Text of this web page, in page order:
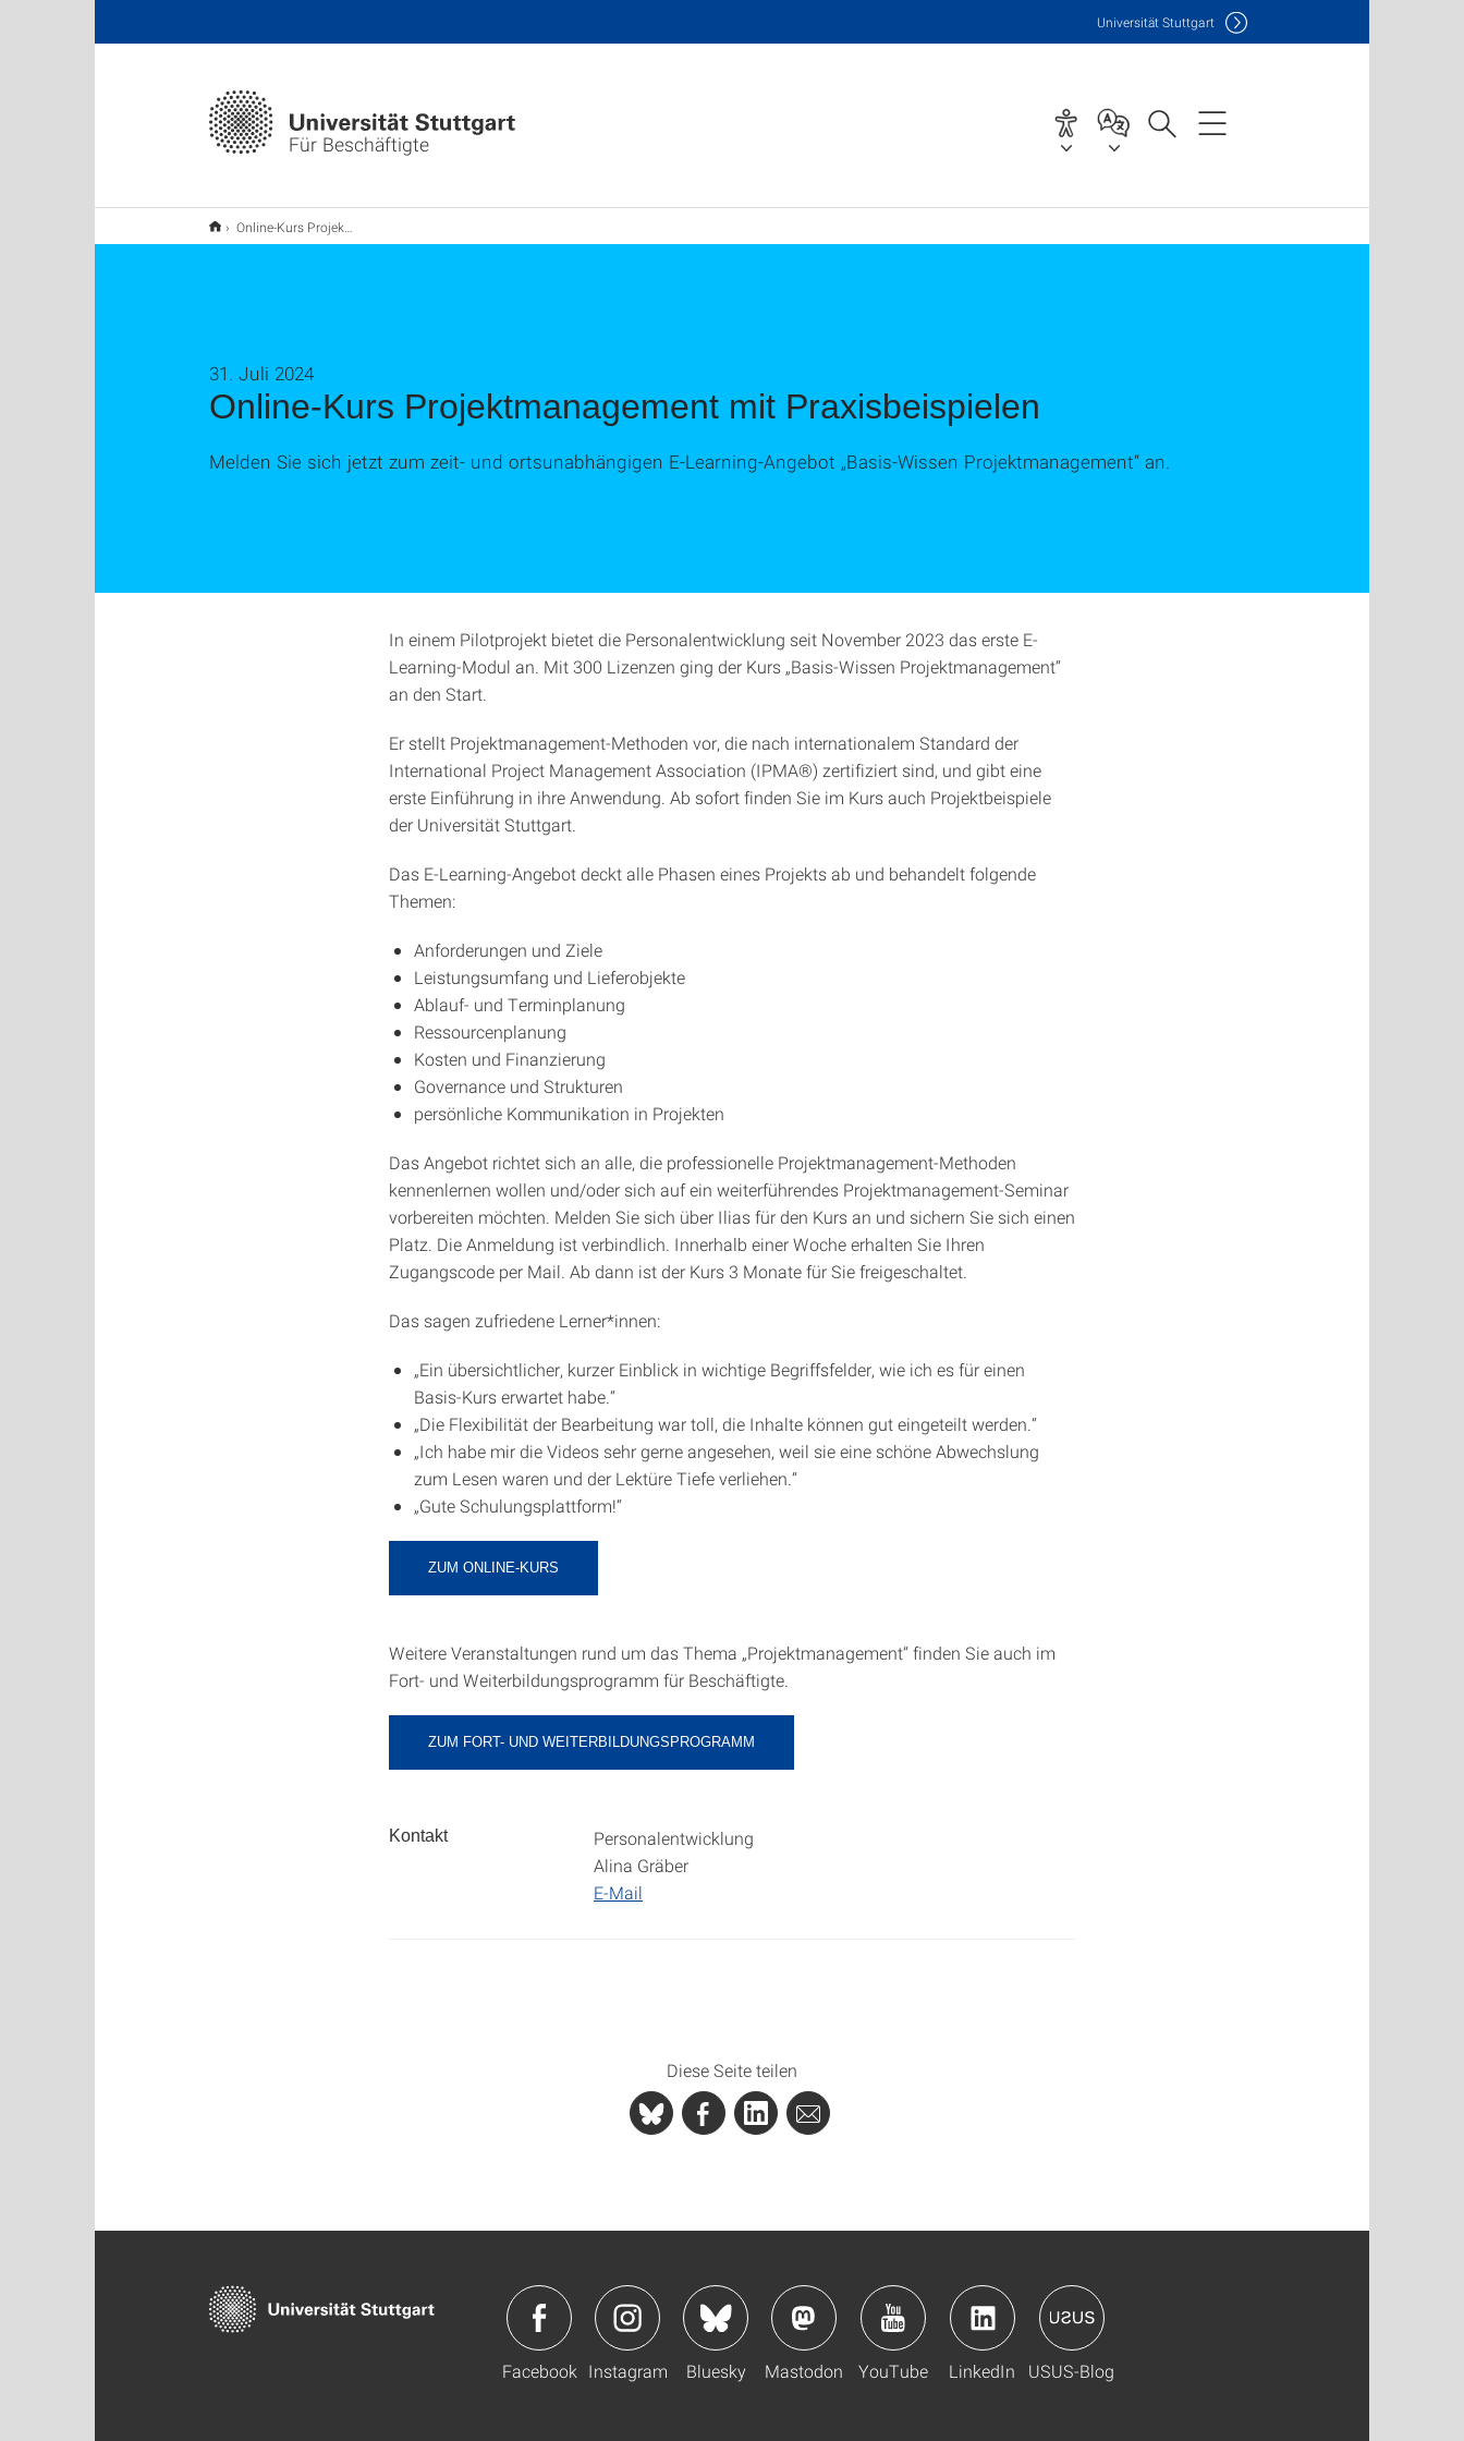
Für Beschäftigte
Universität Stuttgart
Online-Kurs Projektmanagement mit Praxisbeispielen
Online-Kurs Projektmanagement mit Praxisbeispielen
31. Juli 2024
Melden Sie sich jetzt zum zeit- und ortsunabhängigen E-Learning-Angebot „Basis-Wissen Projektmanagement“ an.
In einem Pilotprojekt bietet die Personalentwicklung seit November 2023 das erste E-
Learning-Modul an. Mit 300 Lizenzen ging der Kurs „Basis-Wissen Projektmanagement“
an den Start.
Er stellt Projektmanagement-Methoden vor, die nach internationalem Standard der
International Project Management Association (IPMA®) zertifiziert sind, und gibt eine
erste Einführung in ihre Anwendung. Ab sofort finden Sie im Kurs auch Projektbeispiele
der Universität Stuttgart.
Das E-Learning-Angebot deckt alle Phasen eines Projekts ab und behandelt folgende
Themen:
Anforderungen und Ziele
Leistungsumfang und Lieferobjekte
Ablauf- und Terminplanung
Ressourcenplanung
Kosten und Finanzierung
Governance und Strukturen
persönliche Kommunikation in Projekten
Das Angebot richtet sich an alle, die professionelle Projektmanagement-Methoden
kennenlernen wollen und/oder sich auf ein weiterführendes Projektmanagement-Seminar
vorbereiten möchten. Melden Sie sich über Ilias für den Kurs an und sichern Sie sich einen
Platz. Die Anmeldung ist verbindlich. Innerhalb einer Woche erhalten Sie Ihren
Zugangscode per Mail. Ab dann ist der Kurs 3 Monate für Sie freigeschaltet.
Das sagen zufriedene Lerner*innen:
„Ein übersichtlicher, kurzer Einblick in wichtige Begriffsfelder, wie ich es für einen
Basis-Kurs erwartet habe.“
„Die Flexibilität der Bearbeitung war toll, die Inhalte können gut eingeteilt werden.“
„Ich habe mir die Videos sehr gerne angesehen, weil sie eine schöne Abwechslung
zum Lesen waren und der Lektüre Tiefe verliehen.“
„Gute Schulungsplattform!“
ZUM ONLINE-KURS
Weitere Veranstaltungen rund um das Thema „Projektmanagement“ finden Sie auch im
Fort- und Weiterbildungsprogramm für Beschäftigte.
ZUM FORT- UND WEITERBILDUNGSPROGRAMM
Kontakt
Personalentwicklung
Alina Gräber
E-Mail
Diese Seite teilen
Facebook Instagram Bluesky Mastodon YouTube LinkedIn USUS-Blog